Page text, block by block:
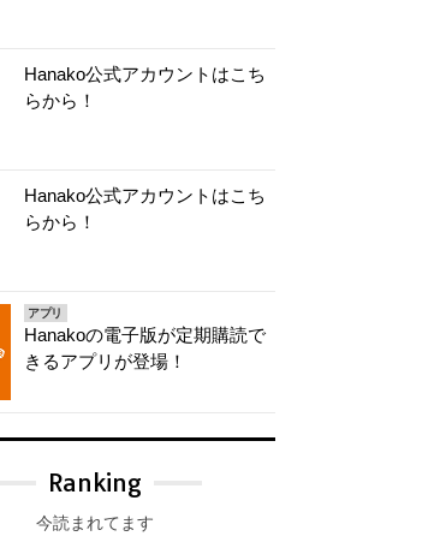
Hanako公式アカウントはこち
らから！
Hanako公式アカウントはこち
らから！
アプリ
Hanakoの電子版が定期購読で
きるアプリが登場！
Ranking
今読まれてます